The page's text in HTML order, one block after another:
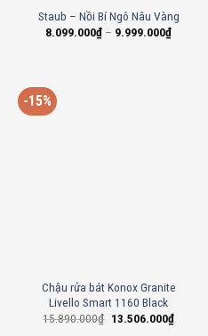
Staub – Nồi Bí Ngô Nâu Vàng
8.099.000₫ – 9.999.000₫
-15%
Chậu rửa bát Konox Granite
Livello Smart 1160 Black
15.890.000₫ 13.506.000₫